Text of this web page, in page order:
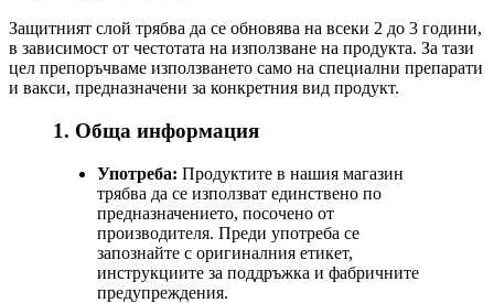
Защитният слой трябва да се обновява на всеки 2 до 3 години,
в зависимост от честотата на използване на продукта. За тази
цел препоръчваме използването само на специални препарати
и вакси, предназначени за конкретния вид продукт.
1. Обща информация
Употреба: Продуктите в нашия магазин
трябва да се използват единствено по
предназначението, посочено от
производителя. Преди употреба се
запознайте с оригиналния етикет,
инструкциите за поддръжка и фабричните
предупреждения.